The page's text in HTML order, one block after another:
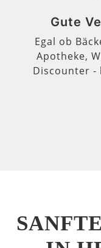
Gute
Egal ob
Apotheke,
Discounter -